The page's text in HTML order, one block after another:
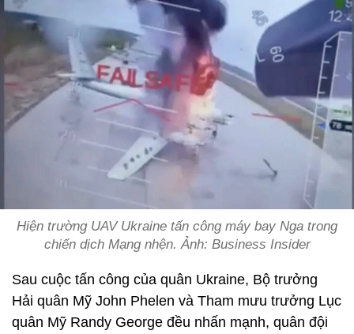
Hiện trường UAV Ukraine tấn công máy bay Nga trong
chiến dịch Mạng nhện. Ảnh: Business Insider
Sau cuộc tấn công của quân Ukraine, Bộ trưởng
Hải quân Mỹ John Phelen và Tham mưu trưởng Lục
quân Mỹ Randy George đều nhấn mạnh, quân đội